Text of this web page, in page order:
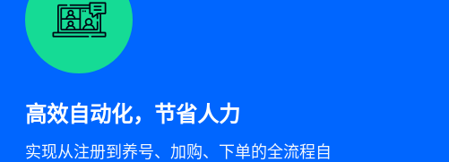
高效自动化，节省人力
实现从注册到养号、加购、下单的全流程自